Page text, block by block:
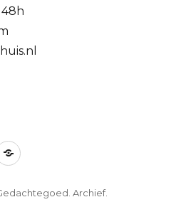
Soundcloud
Archief.